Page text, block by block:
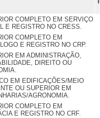
COMPLETO EM SERVIÇO
E REGISTRO NO CRESS.
COMPLETO EM
E REGISTRO NO CRP.
EM ADMINISTRAÇÃO,
DIREITO OU
EM EDIFICAÇÕES/MEIO
OU SUPERIOR EM
AGRONOMIA.
COMPLETO EM
E REGISTRO NO CRF.